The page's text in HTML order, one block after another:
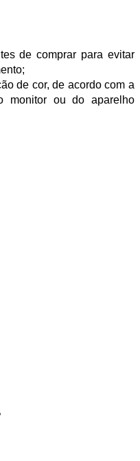
de comprar para evitar
de cor, de acordo com a
monitor ou do aparelho